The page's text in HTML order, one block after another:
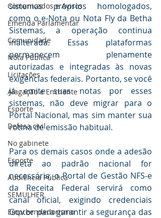
Comunicados e Avisos
Emenda Parlamentar
Comunidade
Nota Pública
Licitações
Alagação e Enchente
Esporte
Defesa civil
No gabinete
Esporte
Audiência Pública
SEMULHER
Empreendedorismo
sistemas próprios homologados,
como o e-Nota ou Nota Fly da Betha
Sistemas, a operação continua
inalterada. Essas plataformas
permanecem plenamente
autorizadas e integradas às novas
exigências federais. Portanto, se você
já emite suas notas por esses
sistemas, não deve migrar para o
Portal Nacional, mas sim manter sua
rotina de emissão habitual.
Para os demais casos onde a adesão
direta ao padrão nacional for
necessária, o Portal de Gestão NFS-e
da Receita Federal servirá como
canal oficial, exigindo credenciais
Gov.br para garantir a segurança das